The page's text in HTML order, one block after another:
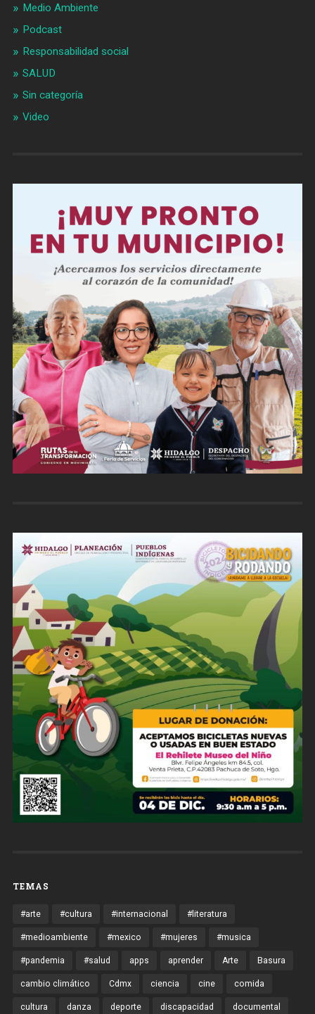
Medio Ambiente
Podcast
Responsabilidad social
SALUD
Sin categoría
Video
TEMAS
#arte #cultura #internacional #literatura
#medioambiente #mexico #mujeres #musica
#pandemia #salud apps aprender Arte Basura
cambio climático Cdmx ciencia cine comida
cultura danza deporte discapacidad documental